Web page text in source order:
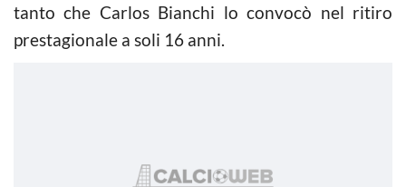
tanto che Carlos Bianchi lo convocò nel ritiro
prestagionale a soli 16 anni.